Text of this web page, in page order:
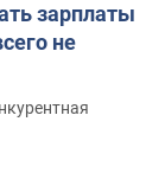
зарплаты
не